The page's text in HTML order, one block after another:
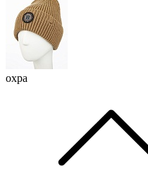
охра